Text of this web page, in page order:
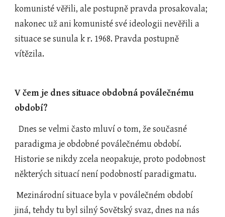
komunisté věřili, ale postupně pravda prosakovala;
nakonec už ani komunisté své ideologii nevěřili a
situace se sunula k r. 1968. Pravda postupně
vítězila.
V čem je dnes situace obdobná poválečnému
období?
  Dnes se velmi často mluví o tom, že současné
paradigma je obdobné poválečnému období.
Historie se nikdy zcela neopakuje, proto podobnost
některých situací není podobností paradigmatu.
Mezinárodní situace byla v poválečném období
jiná, tehdy tu byl silný Sovětský svaz, dnes na nás